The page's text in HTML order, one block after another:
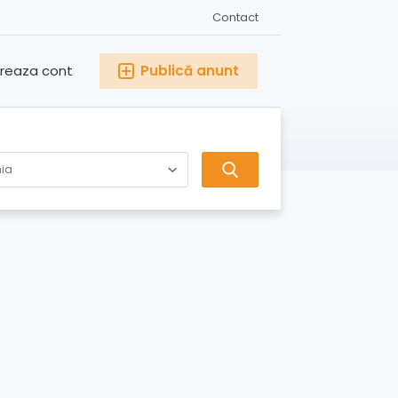
Contact
Publică anunt
cont